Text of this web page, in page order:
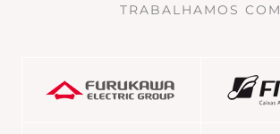
TRABALHAMOS COM